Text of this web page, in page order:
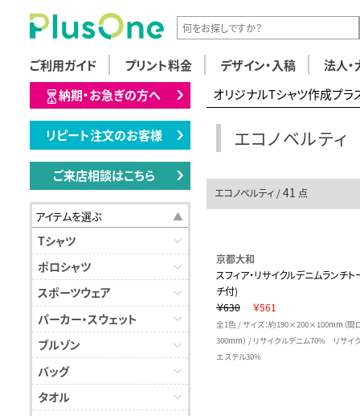
ご利用ガイド プリント料金 デザイン・入稿
法人
納期・お急ぎの方へ
リピート注文のお客様
ご来店相談はこちら
アイテムを選ぶ
Tシャツ
ポロシャツ
スポーツウェア
パーカー・スウェット
ブルゾン
バッグ
タオル
オリジナルTシャツ作成プラ
エコノベルティ
エコノベルティ /41 点
京都大和
スフィア・リサイクルデニムランチト
チ付)
￥630
￥561
全1色 / サイズ：約190×200×100mm（間
300mm） / リサイクルデニム70% リサイ
エステル30%